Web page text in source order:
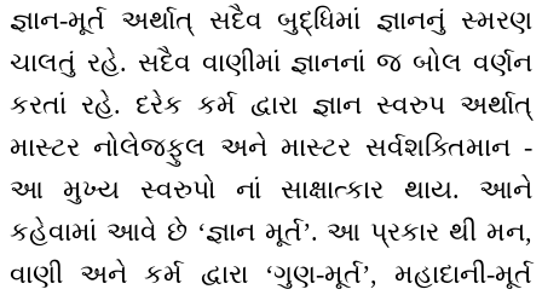
જ્ઞાન-મૂર્ત અર્થાત્ સદૈવ બુદ્ધિમાં જ્ઞાનનું સ્મરણ
ચાલતું રહે. સદૈવ વાણીમાં જ્ઞાનનાં જ બોલ વર્ણન
કરતાં રહે. દરેક કર્મ દ્વારા જ્ઞાન સ્વરુપ અર્થાત્
માસ્ટર નોલેજફુલ અને માસ્ટર સર્વશક્તિમાન -
આ મુખ્ય સ્વરુપો નાં સાક્ષાત્કાર થાય. આને
કહેવામાં આવે છે ‘જ્ઞાન મૂર્ત’. આ પ્રકાર થી મન,
વાણી અને કર્મ દ્વારા ‘ગુણ-મૂર્ત’, મહાદાની-મૂર્ત